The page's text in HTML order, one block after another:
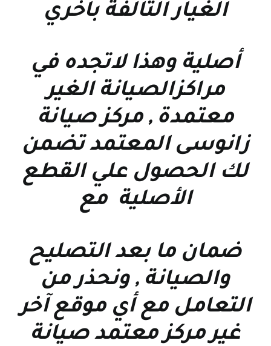
الغيار التالفة بأخري
أصلية وهذا لاتجده في
مراكزالصيانة الغير
معتمدة , مركز صيانة
زانوسى المعتمد تضمن
لك الحصول علي القطع
الأصلية مع
ضمان ما بعد التصليح
والصيانة , ونحذر من
التعامل مع أي موقع آخر
غير مركز معتمد صيانة